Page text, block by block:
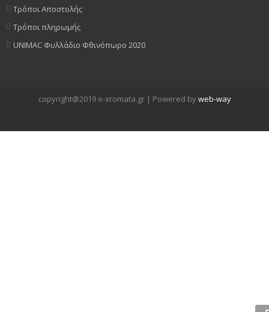
Τρόποι Αποστολής
Τρόποι πληρωμής
UNIMAC Φυλλάδιο Φθινόπωρο 2020
copyright@2019 e-xromata.gr | Powered byweb-way